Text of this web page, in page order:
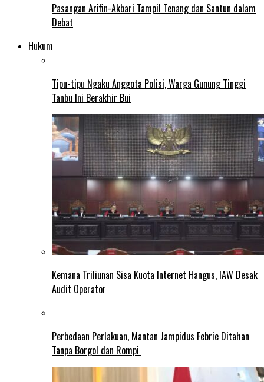
Pasangan Arifin-Akbari Tampil Tenang dan Santun dalam
Debat
Hukum
Tipu-tipu Ngaku Anggota Polisi, Warga Gunung Tinggi
Tanbu Ini Berakhir Bui
Kemana Triliunan Sisa Kuota Internet Hangus, IAW Desak
Audit Operator
Perbedaan Perlakuan, Mantan Jampidus Febrie Ditahan
Tanpa Borgol dan Rompi